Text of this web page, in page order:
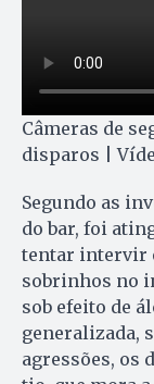
Câmeras de
disparos |
Segundo as
do bar, foi
tentar intervir
sobrinhos no
sob efeito de
generalizada,
agressões, os